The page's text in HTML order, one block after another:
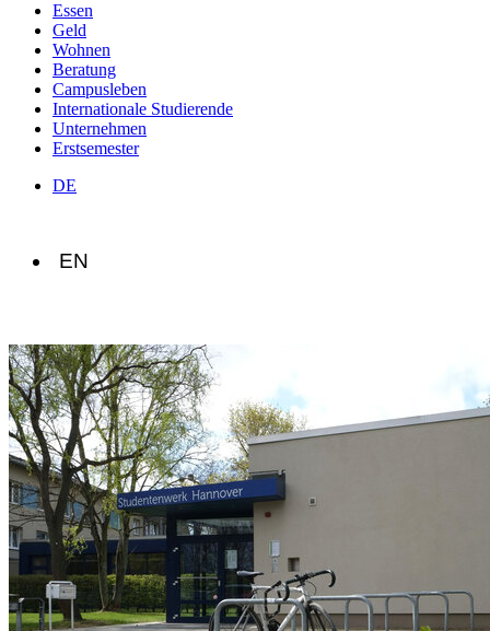
Essen
Geld
Wohnen
Beratung
Campusleben
Internationale Studierende
Unternehmen
Erstsemester
DE
EN